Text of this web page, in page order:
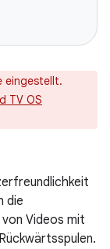
eingestellt.
TV OS
die
Videos mit